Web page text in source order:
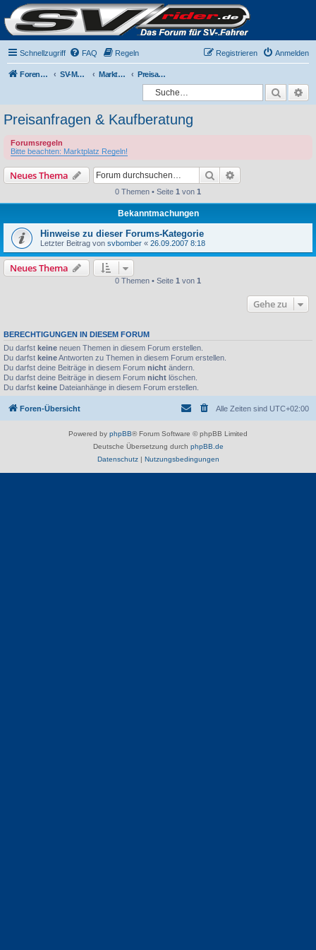
Schnellzugriff FAQ Regeln Anmelden
Registrieren
Foren-Übersicht SV-Mainboard Marktplatz Preisanfragen & Kaufberatung
Suche
Preisanfragen & Kaufberatung
Forumsregeln
Bitte beachten: Marktplatz Regeln!
Neues Thema Suche
0 Themen • Seite 1 von 1
Bekanntmachungen
Hinweise zu dieser Forums-Kategorie
Letzter Beitrag von svbomber « 26.09.2007 8:18
Neues Thema
0 Themen • Seite 1 von 1
Gehe zu
BERECHTIGUNGEN IN DIESEM FORUM
Du darfst keine neuen Themen in diesem Forum erstellen.
Du darfst keineAntworten zu Themen in diesem Forum erstellen.
Du darfst deine Beiträge in diesem Forum nicht ändern.
Du darfst deine Beiträge in diesem Forum nicht löschen.
Du darfst keine Dateianhänge in diesem Forum erstellen.
Foren-Übersicht Alle Zeiten sind UTC+02:00
Powered by phpBB® Forum Software © phpBB Limited
Deutsche Übersetzung durch phpBB.de
Datenschutz| Nutzungsbedingungen